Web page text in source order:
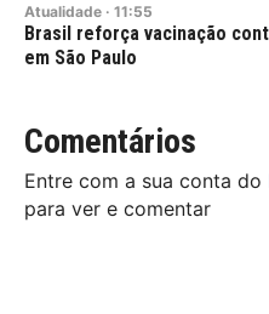
Atualidade · 11:55
Brasil reforça vacinação
em São Paulo
Comentários
Entre com a sua conta do
para ver e comentar